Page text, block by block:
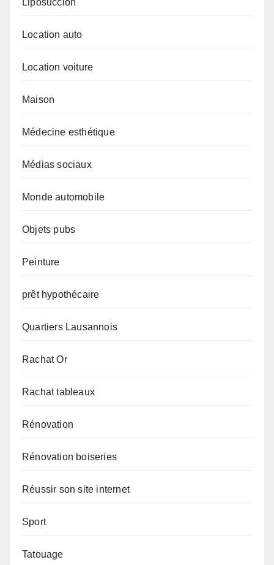
Location auto
Location voiture
Maison
Médecine esthétique
Médias sociaux
Monde automobile
Objets pubs
Peinture
prêt hypothécaire
Quartiers Lausannois
Rachat Or
Rachat tableaux
Rénovation
Rénovation boiseries
Réussir son site internet
Sport
Tatouage